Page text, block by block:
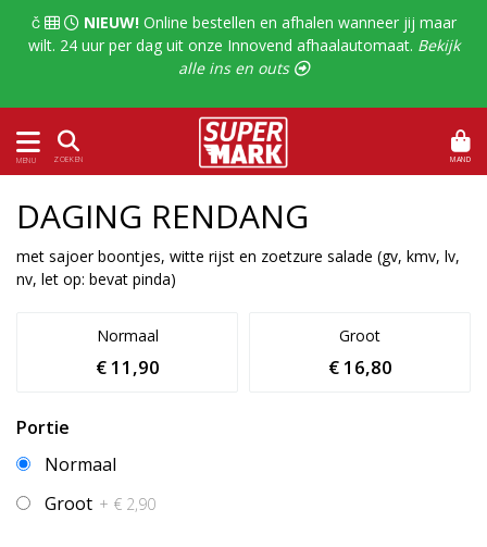
   NIEUW!Online bestellen en afhalen wanneer jij maar
wilt. 24 uur per dag uit onze Innovend afhaalautomaat. Bekijk
alle ins en outs 
MENU ZOEKEN MAND
DAGING RENDANG
met sajoer boontjes, witte rijst en zoetzure salade (gv, kmv, lv,
nv, let op: bevat pinda)
Normaal
€ 11,90
Groot
€ 16,80
Portie
Normaal
Groot + € 2,90